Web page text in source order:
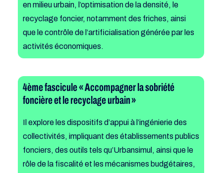
en milieu urbain, l’optimisation de la densité, le
recyclage foncier, notamment des friches, ainsi
que le contrôle de l’artificialisation générée par les
activités économiques.
4ème fascicule «Accompagner la sobriété
foncière et le recyclage urbain»
Il explore les dispositifs d’appui à l’ingénierie des
collectivités, impliquant des établissements publics
fonciers, des outils tels qu’Urbansimul , ainsi que le
rôle de la fiscalité et les mécanismes budgétaires,